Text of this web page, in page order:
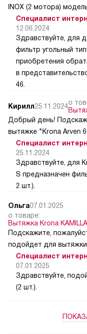
INOX (2 мотора)
Специалист
12.06.2024
Здравствуйте, для
фильтр угольный тип
приобретения
в
46.
Кирилл25.11.2024о
Добрый день!
вытяжке "Krona Arven
Специалист
25.11.2024
Здравствуйте, для
S предназначен
2 шт.).
Ольга07.01.2025
о товаре:
Вытяжка Krona
Подскажите,
подойдет для вытяжки
Специалист
07.01.2025
Здравствуйте,
(2 шт.).